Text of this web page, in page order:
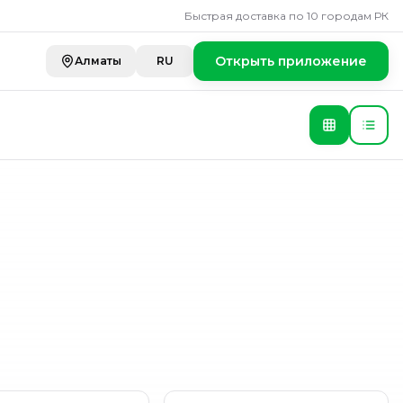
Быстрая доставка по 10 городам РК
Алматы RU Открыть приложение